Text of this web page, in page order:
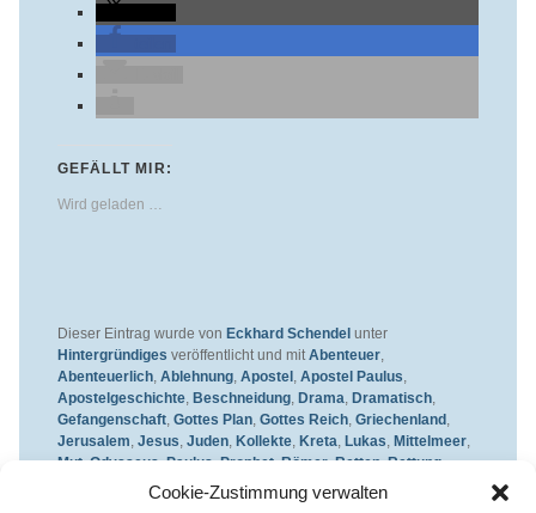
Cookie-Zustimmung verwalten
GEFÄLLT MIR:
Wird geladen …
Dieser Eintrag wurde von Eckhard Schendelunter
Hintergründiges veröffentlicht und mit Abenteuer,
Abenteuerlich, Ablehnung, Apostel, Apostel Paulus
Apostelgeschichte, Beschneidung, Drama Dramatisch,
Gefangenschaft, Gottes Plan, Gottes Reich, Griechenland,
Jerusalem Jesus Juden, Kollekte, Kreta Lukas Mittelmeer,
Mut,Odysseus,Paulus,Prophet,Römer,Retten,Rettung,
Schicksal, Schiffbruch, Segelschiff
Untergang